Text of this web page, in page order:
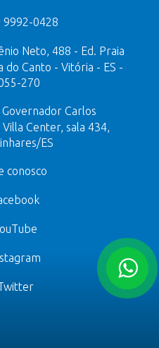
9992-0428
Neto, 488 - Ed. Praia
do Canto - Vitória - ES -
270
Carlos
Center, sala 434,
ES
conosco